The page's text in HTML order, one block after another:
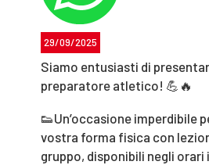
29/09/2025
Siamo entusiasti di
preparatore atletico! 💪🔥
👟Un’occasione imperdibile
vostra forma fisica con
gruppo, disponibili negli orari